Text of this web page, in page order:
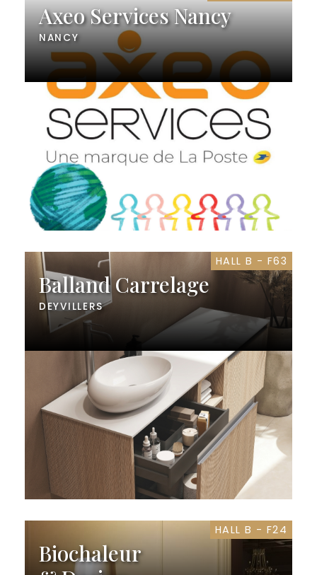
Axeo Services Nancy
NANCY
HALL B - F63
Balland Carrelage
DEYVILLERS
HALL B - F24
Biochaleur